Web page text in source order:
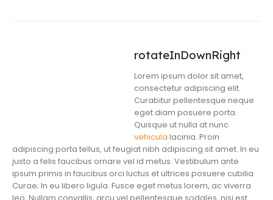
rotateInDownRight
Lorem ipsum dolor sit amet,
consectetur adipiscing elit.
Curabitur pellentesque neque
eget diam posuere porta.
Quisque ut nulla at nunc
vehicula lacinia. Proin
adipiscing porta tellus, ut feugiat nibh adipiscing sit amet. In eu
justo a felis faucibus ornare vel id metus. Vestibulum ante
ipsum primis in faucibus orci luctus et ultrices posuere cubilia
Curae; In eu libero ligula. Fusce eget metus lorem, ac viverra